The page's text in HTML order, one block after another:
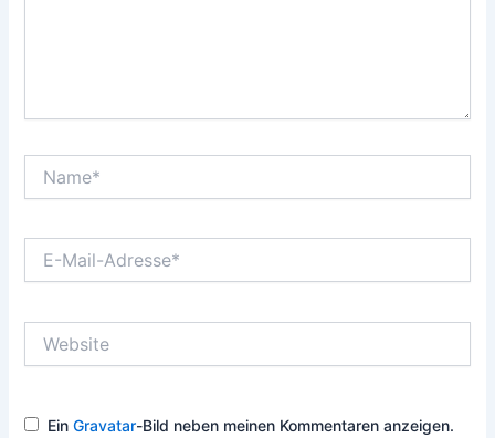
Mail-
EinGravatar-Bild neben meinen Kommentaren anzeigen.